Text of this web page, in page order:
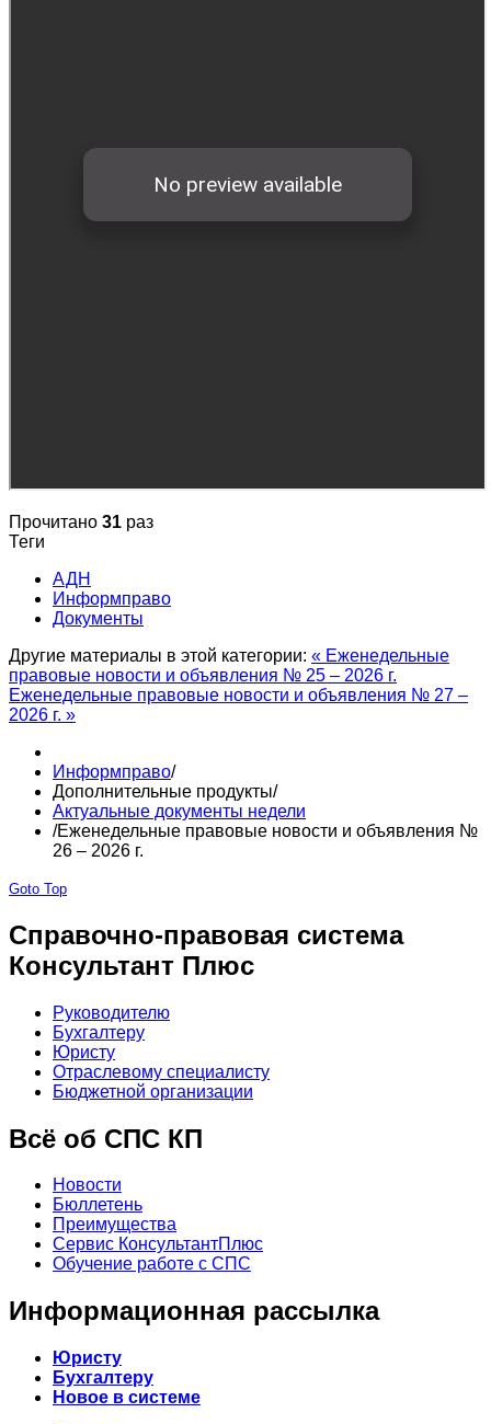
Прочитано 31 раз
Теги
АДН
Информправо
Документы
Другие материалы в этой категории: « Еженедельные
правовые новости и объявления № 25 – 2026 г.
Еженедельные правовые новости и объявления № 27 –
2026 г. »
Информправо/
Дополнительные продукты/
Актуальные документы недели
/Еженедельные правовые новости и объявления №
26 – 2026 г.
Goto Top
Справочно-правовая система
Консультант Плюс
Руководителю
Бухгалтеру
Юристу
Отраслевому специалисту
Бюджетной организации
Всё об СПС КП
Новости
Бюллетень
Преимущества
Сервис КонсультантПлюс
Обучение работе с СПС
Информационная рассылка
Юристу
Бухгалтеру
Новое в системе